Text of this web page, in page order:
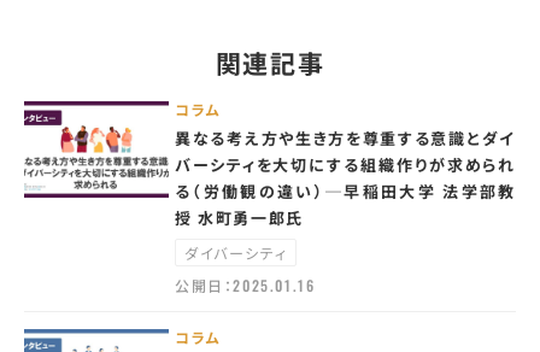
関連記事
コラム
異なる考え方や生き方を尊重する意識とダイ
バーシティを大切にする組織作りが求められ
る（労働観の違い）─早稲田大学 法学部教
授 水町勇一郎氏
ダイバーシティ
公開日：2025.01.16
コラム